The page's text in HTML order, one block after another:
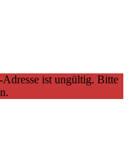
ist ungültig. Bitte